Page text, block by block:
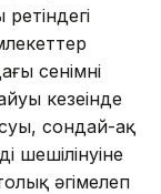
сенімнің
кезеңінде
сондай-ақ
шешілінуіне
әңгімелеп